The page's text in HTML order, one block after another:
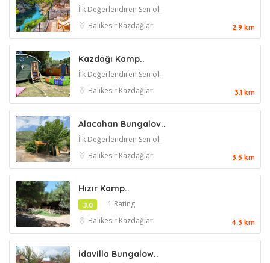
İlk Değerlendiren Sen ol!
Balıkesir Kazdağları 2.9 km
Kazdağı Kamp..
İlk Değerlendiren Sen ol!
Balıkesir Kazdağları 3.1 km
Alacahan Bungalov..
İlk Değerlendiren Sen ol!
Balıkesir Kazdağları 3.5 km
Hızır Kamp..
3.0
1 Rating
Balıkesir Kazdağları 4.3 km
İdavilla Bungalow..